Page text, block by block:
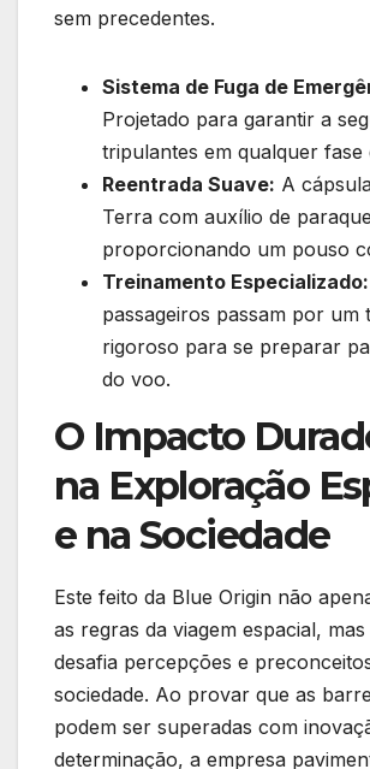
sem precedentes.
Sistema de Fuga de
Projetado para garantir a
tripulantes em qualquer fase
Reentrada Suave: A
Terra com auxílio de
proporcionando um pouso
Treinamento Especializado:
passageiros passam por um
rigoroso para se preparar
do voo.
O Impacto
na Exploração
e na Sociedade
Este feito da Blue Origin não
as regras da viagem espacial,
desafia percepções e
sociedade. Ao provar que as
podem ser superadas com
determinação, a empresa